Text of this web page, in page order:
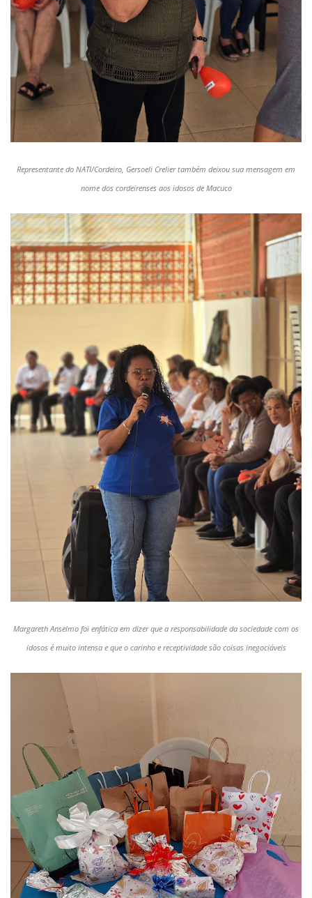
Representante do NATI/Cordeiro, Gersoeli Crelier também deixou sua mensagem em
nome dos cordeirenses aos idosos de Macuco
Margareth Anselmo foi enfática em dizer que a responsabilidade da sociedade com os
idosos é muito intensa e que o carinho e receptividade são coisas inegociáveis